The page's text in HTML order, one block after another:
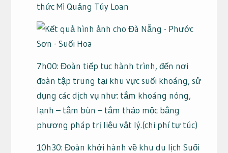
thức Mì Quảng Túy Loan
7h00: Đoàn tiếp tục hành trình, đến nơi
đoàn tập trung tại khu vực suối khoáng, sử
dụng các dịch vụ như: tắm khoáng nóng,
lạnh – tắm bùn – tắm thảo mộc bằng
phương pháp trị liệu vật lý.(chi phí tự túc)
10h30: Đoàn khởi hành về khu du lịch Suối